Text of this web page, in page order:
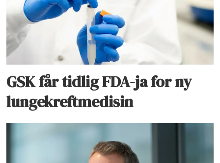
GSK får tidlig FDA-ja for ny
lungekreftmedisin